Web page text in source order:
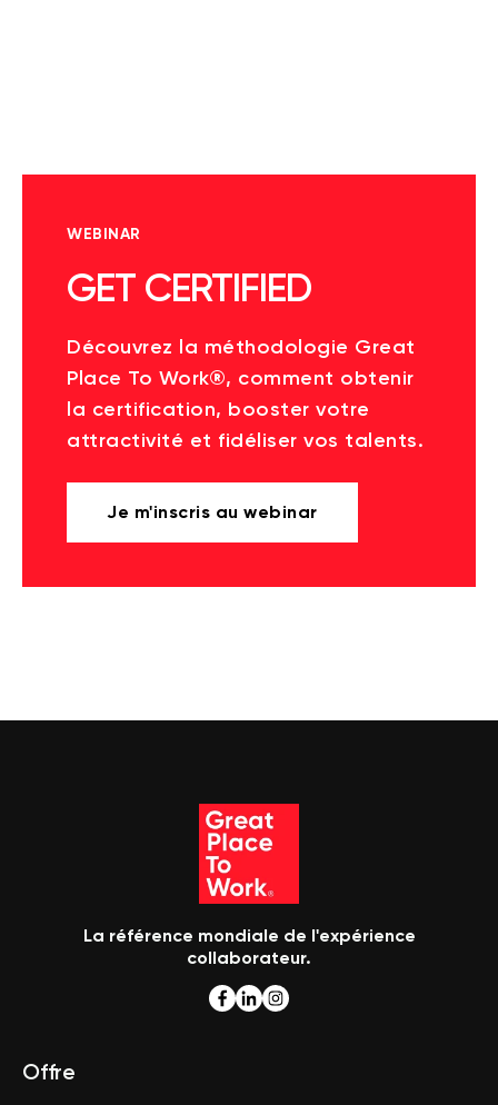
WEBINAR
GET CERTIFIED
Découvrez la méthodologie Great
Place To Work®, comment obtenir
la certification, booster votre
attractivité et fidéliser vos talents.
Je m'inscris au webinar
La référence mondiale de l'expérience
collaborateur.
Offre